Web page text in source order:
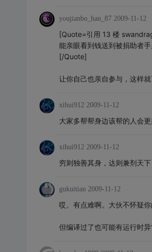
youjianbo_han_87 2009-11-12
[Quote=引用 13 楼
能亲眼看到钱送到被捐助者手
[/Quote]
让你自己也亲自参与，这样就
xihui912 2009-11-12
大家多帮帮身边该帮的人会
xihui912 2009-11-12
穷则独善其身，达则兼剂天下
gukuitian 2009-11-12
哎。有点难啊。大伙不怀疑你
但编译过了也可能有运行时异